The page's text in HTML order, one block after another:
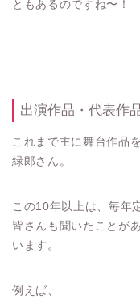
ともあるのですね〜！
出演作品・代表作
これまで主に舞台作品
緑郎さん。
この10年以上は、毎年
皆さんも聞いたことが
います。
例えば、